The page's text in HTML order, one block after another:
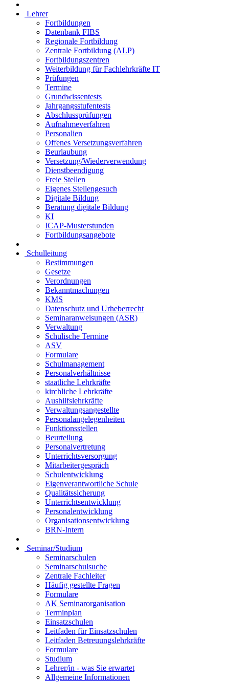
Lehrer
Fortbildungen
Datenbank FIBS
Regionale Fortbildung
Zentrale Fortbildung (ALP)
Fortbildungszentren
Weiterbildung für Fachlehrkräfte IT
Prüfungen
Termine
Grundwissentests
Jahrgangsstufentests
Abschlussprüfungen
Aufnahmeverfahren
Personalien
Offenes Versetzungsverfahren
Beurlaubung
Versetzung/Wiederverwendung
Dienstbeendigung
Freie Stellen
Eigenes Stellengesuch
Digitale Bildung
Beratung digitale Bildung
KI
ICAP-Musterstunden
Fortbildungsangebote
Schulleitung
Bestimmungen
Gesetze
Verordnungen
Bekanntmachungen
KMS
Datenschutz und Urheberrecht
Seminaranweisungen (ASR)
Verwaltung
Schulische Termine
ASV
Formulare
Schulmanagement
Personalverhältnisse
staatliche Lehrkräfte
kirchliche Lehrkräfte
Aushilfslehrkräfte
Verwaltungsangestellte
Personalangelegenheiten
Funktionsstellen
Beurteilung
Personalvertretung
Unterrichtsversorgung
Mitarbeitergespräch
Schulentwicklung
Eigenverantwortliche Schule
Qualitätssicherung
Unterrichtsentwicklung
Personalentwicklung
Organisationsentwicklung
BRN-Intern
Seminar/Studium
Seminarschulen
Seminarschulsuche
Zentrale Fachleiter
Häufig gestellte Fragen
Formulare
AK Seminarorganisation
Terminplan
Einsatzschulen
Leitfaden für Einsatzschulen
Leitfaden Betreuungslehrkräfte
Formulare
Studium
Lehrer/in - was Sie erwartet
Allgemeine Informationen